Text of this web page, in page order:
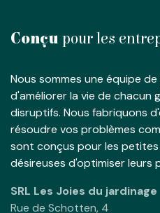
Conçu pour les
Nous sommes une équipe
d'améliorer la vie de chacun
disruptifs. Nous fabriquons
résoudre vos problèmes
sont conçus pour les
désireuses d'optimiser leurs
SRL Les Joies du jardinage
Rue de Schotten, 4